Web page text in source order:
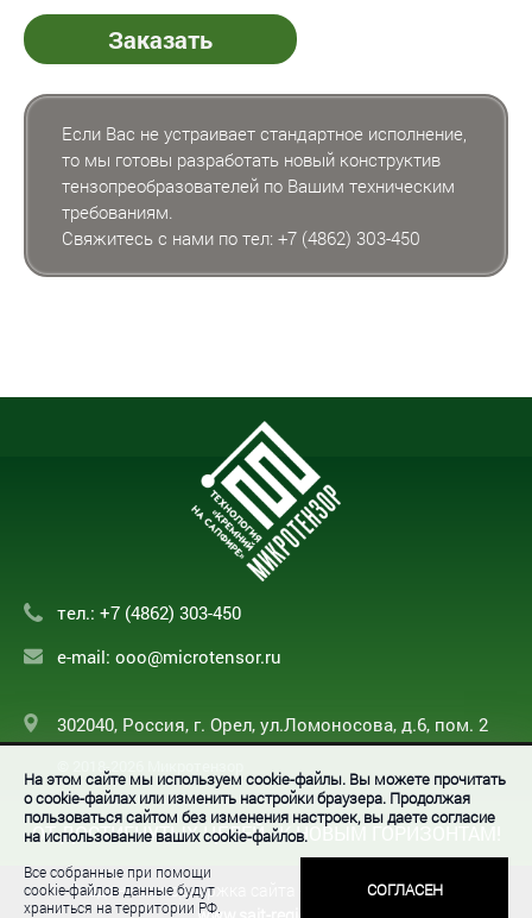
Заказать
Если Вас не устраивает стандартное исполнение,
то мы готовы разработать новый конструктив
тензопреобразователей по Вашим техническим
требованиям.
Свяжитесь с нами по тел: +7 (4862) 303-450
тел.: +7 (4862) 303-450
e-mail: ooo@microtensor.ru
302040, Россия, г. Орел, ул.Ломоносова, д.6, пом. 2
© 2018-2026 Микротензор
ОТ ДОСТИГНУТЫХ ЦЕЛЕЙ - К НОВЫМ ГОРИЗОНТАМ!
Создание и поддержка сайта - ООО «Регион центр».
На этом сайте мы используем cookie-файлы. Вы можете прочитать
о cookie-файлах или изменить настройки браузера. Продолжая
пользоваться сайтом без изменения настроек, вы даете согласие
на использование ваших cookie-файлов.
Все собранные при помощи
cookie-файлов данные будут
храниться на территории РФ.
СОГЛАСЕН